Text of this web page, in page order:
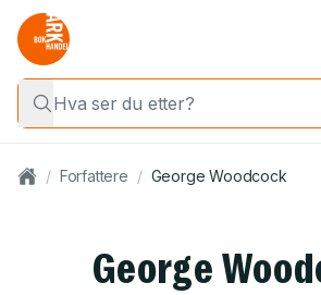
/ Forfattere / George Woodcock
George